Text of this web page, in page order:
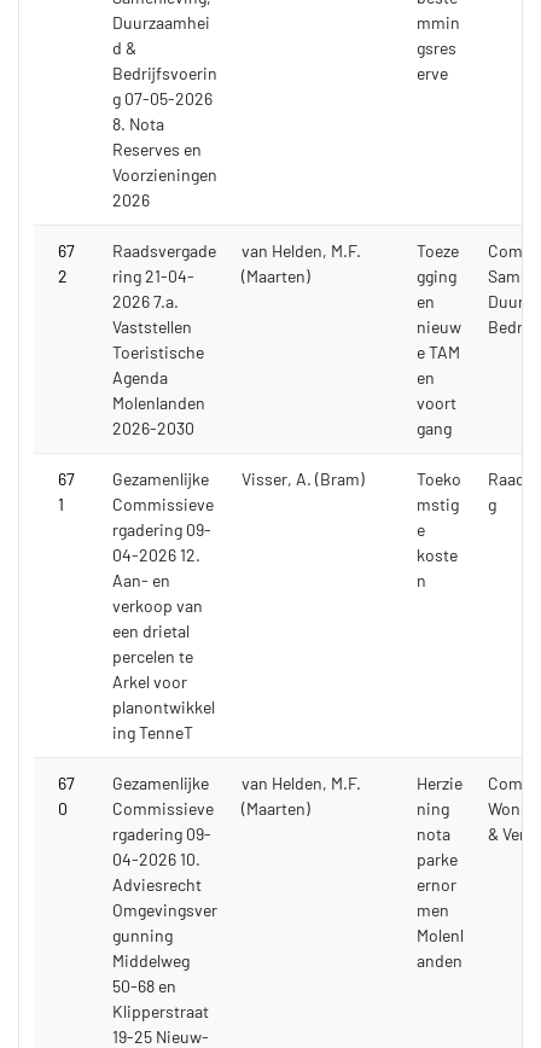
Duurzaamhei
d &
Bedrijfsvoerin
g 07-05-2026
8. Nota
Reserves en
Voorzieningen
2026
mmin
gsres
erve
67
2
Raadsvergade
ring 21-04-
2026 7.a.
Vaststellen
Toeristische
Agenda
Molenlanden
2026-2030
van Helden, M.F.
(Maarten)
Toeze
gging
en
nieuw
e TAM
en
voort
gang
67
1
Gezamenlijke
Commissieve
rgadering 09-
04-2026 12.
Aan- en
verkoop van
een drietal
percelen te
Arkel voor
planontwikkel
ing TenneT
Visser, A. (Bram)
Toeko
mstig
e
koste
n
g
67
0
Gezamenlijke
Commissieve
rgadering 09-
04-2026 10.
Adviesrecht
Omgevingsver
gunning
Middelweg
50-68 en
Klipperstraat
19-25 Nieuw-
van Helden, M.F.
(Maarten)
Herzie
ning
nota
parke
ernor
men
Molenl
anden
&